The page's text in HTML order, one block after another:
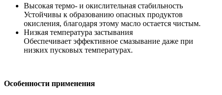
Высокая термо- и окислительная стабильность
Устойчивы к образованию опасных продуктов
окисления, благодаря этому масло остается чистым.
Низкая температура застывания
Обеспечивает эффективное смазывание даже при
низких пусковых температурах.
Особенности применения